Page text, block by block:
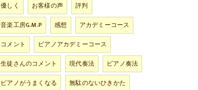
優しく
お客様の声
評判
音楽工房G.M.P
感想
アカデミーコース
コメント
ピアノアカデミーコース
生徒さんのコメント
現代奏法
ピアノ奏法
ピアノがうまくなる
無駄のないひきかた